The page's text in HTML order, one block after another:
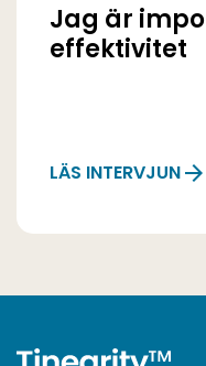
Jag är
effektivitet
LÄS INTERVJUN